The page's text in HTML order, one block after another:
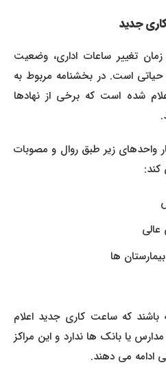
جدید
تغییر ساعات اداری، وضعیت
است. در بخشنامه مربوط به
شده است که برخی از نهادها
زیر طبق روال و مصوبات
ها
که ساعت کاری جدید اعلام
یا بانک ها ندارد و این مراکز
می دهند.